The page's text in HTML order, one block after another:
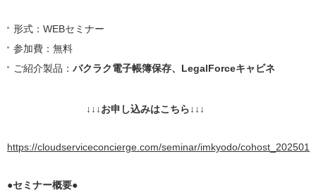
形式：WEBセミナー
参加費：無料
ご紹介製品： バクラク電子帳簿保存、LegalForceキャビネ
↓↓↓お申し込みはこちら↓↓↓
https://cloudserviceconcierge.com/seminar/imkyodo/cohost_202501
●セミナー概要●